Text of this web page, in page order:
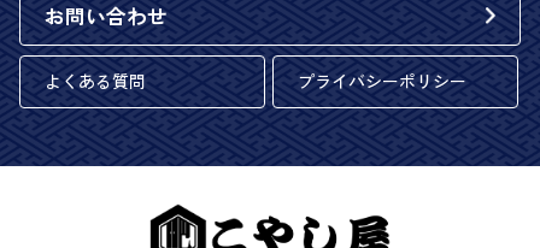
お問い合わせ
よくある質問 プライバシーポリシー